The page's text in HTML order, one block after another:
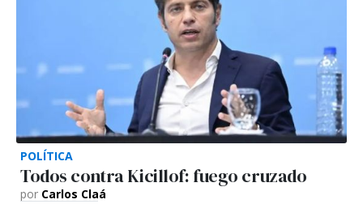
POLÍTICA
Todos contra Kicillof: fuego cruzado
por Carlos Claá